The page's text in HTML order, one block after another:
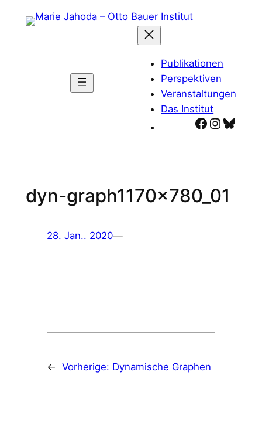
Inhalt
Publikationen
Perspektiven
Veranstaltungen
Das Institut
Facebook
dyn-graph1170x780_01
28. Jan.. 2020—
← Vorherige: Dynamische Graphen